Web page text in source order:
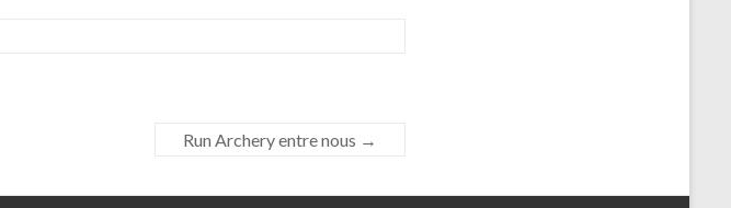
Run Archery entre nous →